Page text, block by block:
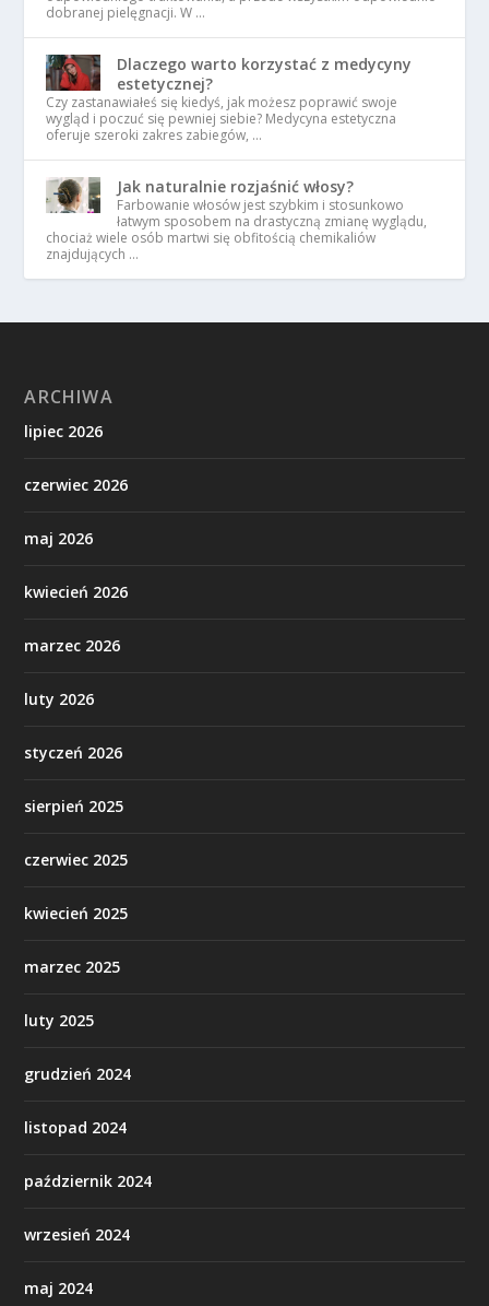
dobranej pielęgnacji. W …
Dlaczego warto korzystać z medycyny
estetycznej?
Czy zastanawiałeś się kiedyś, jak możesz poprawić swoje
wygląd i poczuć się pewniej siebie? Medycyna estetyczna
oferuje szeroki zakres zabiegów, …
Jak naturalnie rozjaśnić włosy?
Farbowanie włosów jest szybkim i stosunkowo
łatwym sposobem na drastyczną zmianę wyglądu,
chociaż wiele osób martwi się obfitością chemikaliów
znajdujących …
ARCHIWA
lipiec 2026
czerwiec 2026
maj 2026
kwiecień 2026
marzec 2026
luty 2026
styczeń 2026
sierpień 2025
czerwiec 2025
kwiecień 2025
marzec 2025
luty 2025
grudzień 2024
listopad 2024
październik 2024
wrzesień 2024
maj 2024